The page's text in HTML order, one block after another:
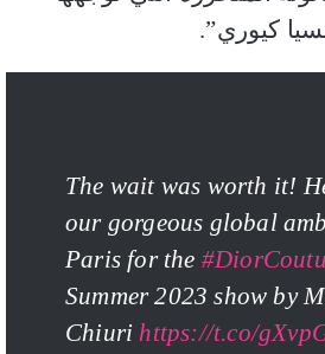
كيوري”.
The wait was worth it!
our gorgeous global
Paris for the
Summer 2023 show by
Chiurihttps://t.co/